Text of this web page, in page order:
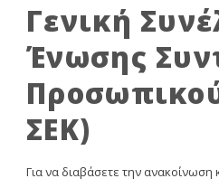
Γενική
Ένωσης
ΣΕΚ)
Για να διαβάσετε την ανακοίνωση